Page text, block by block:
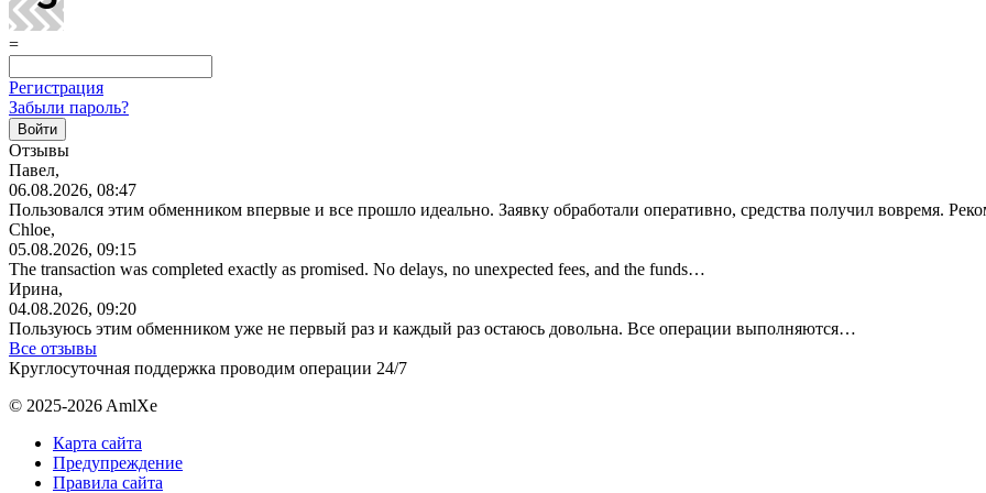
=
Регистрация
Забыли пароль?
Отзывы
Павел,
06.08.2026, 08:47
Пользовался этим обменником впервые и все прошло идеально. Заявку обработали оперативно, средства получил вовремя.
Chloe,
05.08.2026, 09:15
The transaction was completed exactly as promised. No delays, no unexpected fees, and the funds…
Ирина,
04.08.2026, 09:20
Пользуюсь этим обменником уже не первый раз и каждый раз остаюсь довольна. Все операции выполняются…
Все отзывы
Круглосуточная поддержка проводим операции 24/7
© 2025-2026 AmlXe
Карта сайта
Предупреждение
Правила сайта